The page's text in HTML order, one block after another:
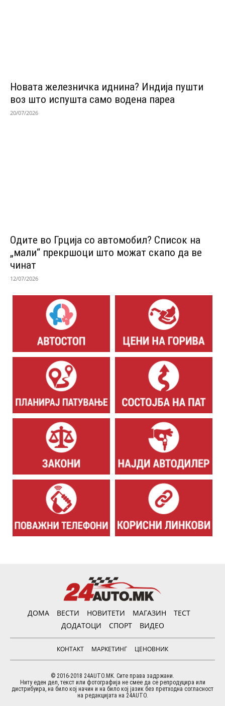
Новата железничка иднина? Индија пушти
воз што испушта само водена пареа
20/07/2026
Одитe во Грција со автомобил? Список на
„мали“ прекршоци што можат скапо да ве
чинат
12/07/2026
ДОМА ВЕСТИ НОВИТЕТИ МАГАЗИН
ТЕСТ
ДОДАТОЦИ
СПОРТ ВИДЕО
КОНТАКТ МАРКЕТИНГ ЦЕНОВНИК
© 2016-2018 24AUTO.MK. Сите права задржани.
Ниту еден дел, текст или фотографија не смее да се репродуцира или
дистрибуира, на било кој начин и на било кој јазик без претходна согласност
на редакцијата на 24AUTO.